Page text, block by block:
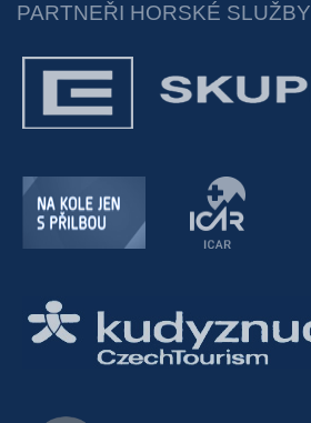
PARTNEŘI HORSKÉ SLUŽBY